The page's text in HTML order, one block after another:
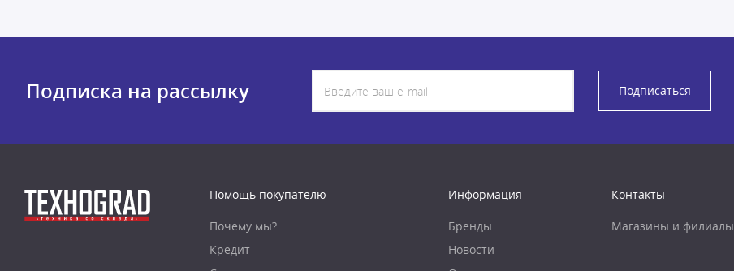
Подписка на рассылку Подписаться
Помощь покупателю
Почему мы?
Кредит
Информация
Бренды
Новости
Контакты
Магазины и филиалы